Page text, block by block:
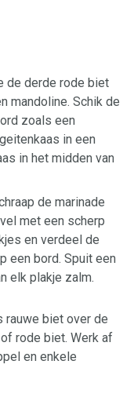
de derde rode biet
mandoline. Schik de
zoals een
in een
in het midden van
de marinade
met een scherp
en verdeel de
een bord. Spuit een
elk plakje zalm.
rauwe biet over de
rode biet. Werk af
en enkele